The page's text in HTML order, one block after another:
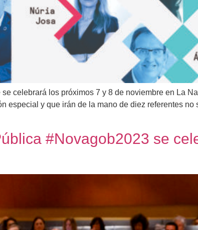
celebrará los próximos 7 y 8 de noviembre en La
especial y que irán de la mano de diez referentes
#Novagob2023 se